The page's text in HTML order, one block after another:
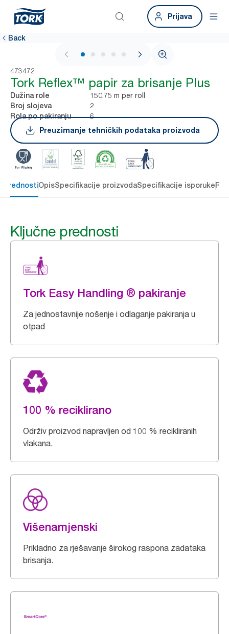
Prijava
Back
1 / 6
473472
Tork Reflex™ papir za brisanje Plus
Dužina role 150.75 m per roll
Broj slojeva 2
Rola po pakiranju
6
Preuzimanje tehničkih podataka proizvoda
prednostiOpisSpecifikacije proizvodaSpecifikacije isporuke
Ključne prednosti
Tork Easy Handling ® pakiranje
Za jednostavnije nošenje i odlaganje pakiranja u
otpad
100 % reciklirano
Održiv proizvod napravljen od 100 % recikliranih
vlakana.
Višenamjenski
Prikladno za rješavanje širokog raspona zadataka
brisanja.